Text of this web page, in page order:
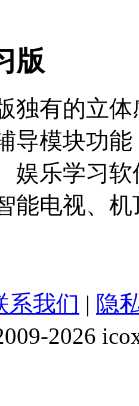
版
独有的立
导模块功
娱乐学习
能电视、
系我们 | 隐
2026